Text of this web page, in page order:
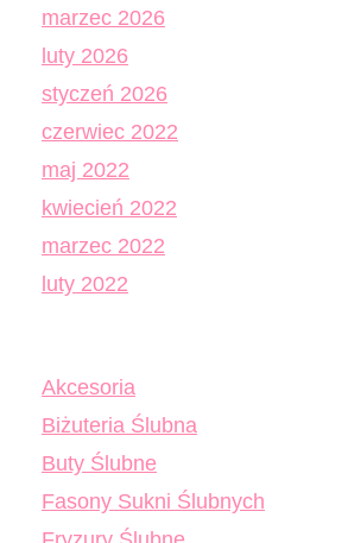
marzec 2026
luty 2026
styczeń 2026
czerwiec 2022
maj 2022
kwiecień 2022
marzec 2022
luty 2022
Akcesoria
Biżuteria Ślubna
Buty Ślubne
Fasony Sukni Ślubnych